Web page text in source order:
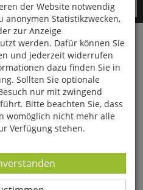
Zeitschriften
Winter 2020/2021
der Website notwendig
Statistikzwecken,
zur Anzeige
werden. Dafür können Sie
und jederzeit widerrufen
dazu finden Sie in
Sollten Sie optionale
nur mit zwingend
Bitte beachten Sie, dass
womöglich nicht mehr alle
Verfügung stehen.
-